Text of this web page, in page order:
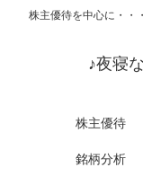
株主優待を中心に・・
♪夜寝
株主優待
銘柄分析